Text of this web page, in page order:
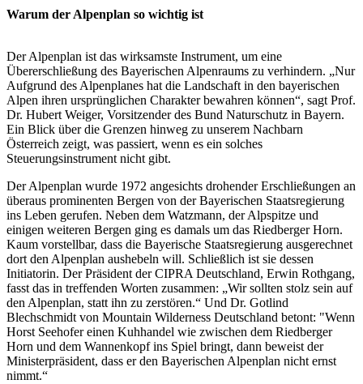
Warum der Alpenplan so wichtig ist
Der Alpenplan ist das wirksamste Instrument, um eine
Übererschließung des Bayerischen Alpenraums zu verhindern. „Nur
Aufgrund des Alpenplanes hat die Landschaft in den bayerischen
Alpen ihren ursprünglichen Charakter bewahren können“, sagt Prof.
Dr. Hubert Weiger, Vorsitzender des Bund Naturschutz in Bayern.
Ein Blick über die Grenzen hinweg zu unserem Nachbarn
Österreich zeigt, was passiert, wenn es ein solches
Steuerungsinstrument nicht gibt.
Der Alpenplan wurde 1972 angesichts drohender Erschließungen an
überaus prominenten Bergen von der Bayerischen Staatsregierung
ins Leben gerufen. Neben dem Watzmann, der Alpspitze und
einigen weiteren Bergen ging es damals um das Riedberger Horn.
Kaum vorstellbar, dass die Bayerische Staatsregierung ausgerechnet
dort den Alpenplan aushebeln will. Schließlich ist sie dessen
Initiatorin. Der Präsident der CIPRA Deutschland, Erwin Rothgang,
fasst das in treffenden Worten zusammen: „Wir sollten stolz sein auf
den Alpenplan, statt ihn zu zerstören.“ Und Dr. Gotlind
Blechschmidt von Mountain Wilderness Deutschland betont: "Wenn
Horst Seehofer einen Kuhhandel wie zwischen dem Riedberger
Horn und dem Wannenkopf ins Spiel bringt, dann beweist der
Ministerpräsident, dass er den Bayerischen Alpenplan nicht ernst
nimmt.“